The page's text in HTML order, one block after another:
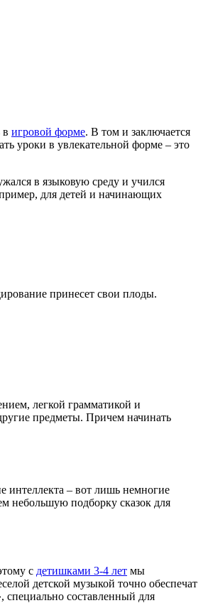
в игровой форме. В том и заключается
уроки в увлекательной форме – это
в языковую среду и учился
для детей и начинающих
принесет свои плоды.
легкой грамматикой и
предметы. Причем начинать
интеллекта – вот лишь немногие
небольшую подборку сказок для
с детишками 3-4 лет мы
детской музыкой точно обеспечат
составленный для